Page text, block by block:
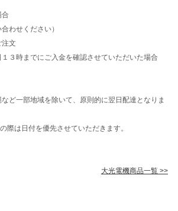
わせください）
文
３時までにご入金を確認させていただいた場合
ど一部地域を除いて、原則的に翌日配達となりま
際は日付を優先させていただきます。
大光電機商品一覧 >>